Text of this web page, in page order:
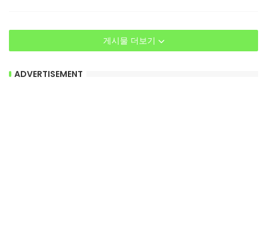
게시물 더보기
ADVERTISEMENT